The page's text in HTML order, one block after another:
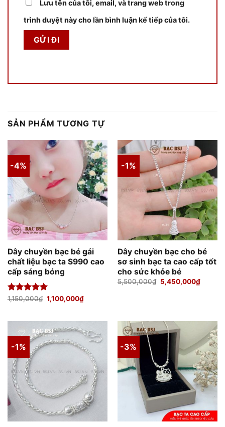
Lưu tên của tôi, email, và trang web trong
trình duyệt này cho lần bình luận kế tiếp của tôi.
SẢN PHẨM TƯƠNG TỰ
-4%
Dây chuyền bạc bé gái
chất liệu bạc ta S990 cao
cấp sáng bóng
Được xếp
1,150,000₫ Giá
gốc
1,100,000₫Giá
hiện
-1%
Dây chuyền bạc cho bé
sơ sinh bạc ta cao cấp tốt
cho sức khỏe bé
5,500,000₫ Giá
gốc
5,450,000₫Giá
hiện
-1% -3%